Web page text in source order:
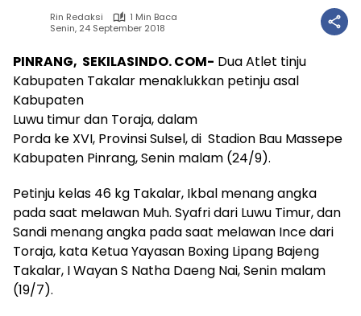
Rin Redaksi
1 Min Baca
Senin, 24 September 2018
PINRANG, SEKILASINDO. COM- Dua Atlet tinju
Kabupaten Takalar menaklukkan petinju asal
Kabupaten
Luwu timur dan Toraja, dalam
Porda ke XVI, Provinsi Sulsel, di Stadion Bau Massepe
Kabupaten Pinrang, Senin malam (24/9).
Petinju kelas 46 kg Takalar, Ikbal menang angka
pada saat melawan Muh. Syafri dari Luwu Timur, dan
Sandi menang angka pada saat melawan Ince dari
Toraja, kata Ketua Yayasan Boxing Lipang Bajeng
Takalar, I Wayan S Natha Daeng Nai, Senin malam
(19/7).